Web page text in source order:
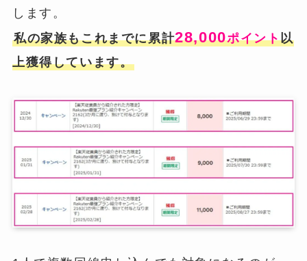
します。
私の家族もこれまでに累計28,000ポイント以
上獲得しています。